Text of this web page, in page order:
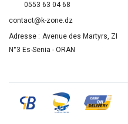
0553 63 04 68
contact@k-zone.dz
Adresse : Avenue des Martyrs, ZI
N°3 Es-Senia - ORAN